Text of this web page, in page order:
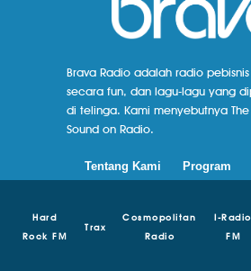
Brava Radio adalah radio
secara fun, dan lagu-lagu yang
di telinga. Kami menyebutnya The
Sound on Radio.
Tentang Kami Program
Hard
Rock FM
Trax
Cosmopolitan
Radio
I-Radio
FM